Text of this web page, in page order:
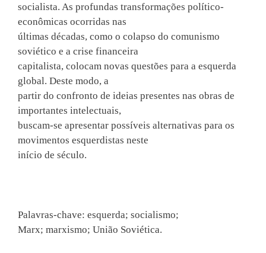
socialista. As profundas transformações político-
econômicas ocorridas nas
últimas décadas, como o colapso do comunismo
soviético e a crise financeira
capitalista, colocam novas questões para a esquerda
global. Deste modo, a
partir do confronto de ideias presentes nas obras de
importantes intelectuais,
buscam-se apresentar possíveis alternativas para os
movimentos esquerdistas neste
início de século.
Palavras-chave: esquerda; socialismo;
Marx; marxismo; União Soviética.